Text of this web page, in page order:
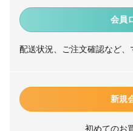
会員
配送状況、ご注文確認など、
新規
初めてのお